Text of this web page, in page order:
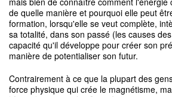
de quelle manière et pourquoi elle peut
formation, lorsqu'elle se veut complète,
sa totalité, dans son passé (les causes
capacité qu'il développe pour créer son
manière de potentialiser son futur.
Contrairement à ce que la plupart des
force physique qui crée le magnétisme,